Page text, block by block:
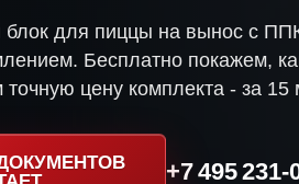
для пиццы на вынос с
Бесплатно покажем,
точную цену комплекта - за 15
+7 495 231-